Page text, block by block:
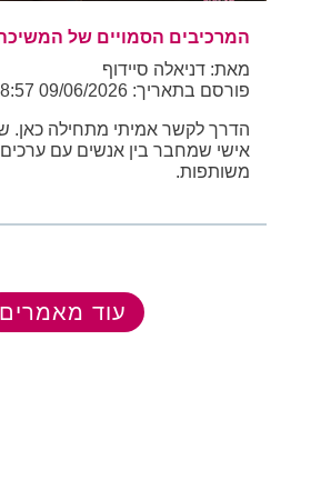
המרכיבים הסמויים של
מאת: דניאלה סיידוף
פורסם בתאריך: 09/06/2026 14:38:57
הדרך לקשר אמיתי מתחילה כאן.
אישי שמחבר בין אנשים עם
משותפות.
עוד מאמרים